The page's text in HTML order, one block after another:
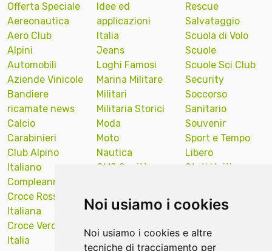
Noi usiamo i cookies
Noi usiamo i cookies e altre
tecniche di tracciamento per
Offerta Speciale
Aereonautica
Aero Club
Alpini
Automobili
Aziende Vinicole
Bandiere
ricamate news
Calcio
Carabinieri
Club Alpino
Italiano
Compleanno
Croce Rossa
Italiana
Croce Verde
Italia
Idee ed
applicazioni
Italia
Jeans
Loghi Famosi
Marina Militare
Militari
Militaria Storici
Moda
Moto
Nautica
OMS Sanità
Unite
Polizia Locale
ricamati news
Rescue
Salvataggio
Scuola di Volo
Scuole
Scuole Sci Club
Security
Soccorso
Sanitario
Souvenir
Sport e Tempo
Libero
Stati Uniti
Sub Diver
Sud Tirol
Targa Auto